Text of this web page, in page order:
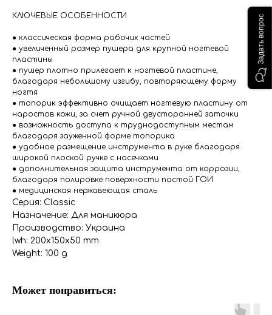
КЛЮЧЕВЫЕ ОСОБЕННОСТИ
● классическая форма рабочих частей
● увеличенный размер пушера для крупной ногтевой
пластины
● пушер плотно прилегает к ногтевой пластине,
благодаря небольшому изгибу, повторяющему форму
ногтя
● топорик эффективно очищает ногтевую пластину от
наростов кожи, за счет ручной двусторонней заточки
● возможность доступа к труднодоступным местам
благодаря зауженной форме топорика
● удобное размещение инструмента в руке благодаря
широкой плоской ручке с насечками
● дополнительная защита инструмента от коррозии,
благодаря полировке поверхности пастой ГОИ
● медицинская нержавеющая сталь
Серия: Classic
Назначение: Для маникюра
Производство: Украина
lwh: 200x150x50 mm
Weight: 100 g
Может понравиться:
Задать вопрос